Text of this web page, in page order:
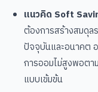
แนวคิด Soft
ต้องการสร้างสมดุล
ปัจจุบันและอนาคต
การออมไม่สูงพอตา
แบบเข้มข้น